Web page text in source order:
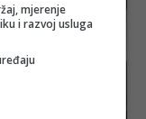
mjerenje
i razvoj usluga